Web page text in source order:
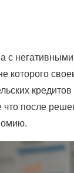
с
которого
после